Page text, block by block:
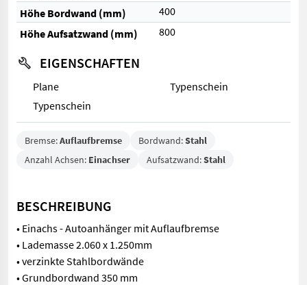
Höhe Bordwand (mm)
400
Höhe Aufsatzwand (mm)
800
EIGENSCHAFTEN
Plane
Typenschein
Typenschein
Bremse:Auflaufbremse Bordwand:Stahl
Anzahl Achsen: Einachser Aufsatzwand:Stahl
BESCHREIBUNG
• Einachs - Autoanhänger mit Auflaufbremse
• Lademasse 2.060 x 1.250mm
• verzinkte Stahlbordwände
• Grundbordwand 350 mm